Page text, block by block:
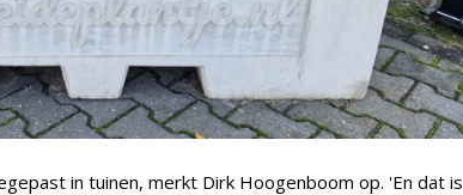
in tuinen, merkt Dirk Hoogenboom op. 'En dat is